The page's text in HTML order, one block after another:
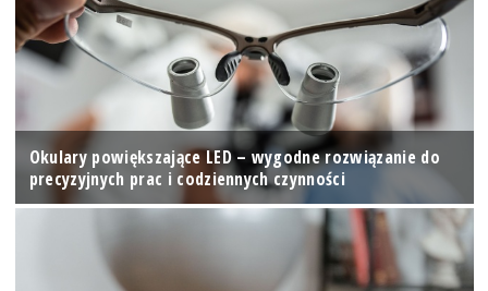
Okulary powiększające LED – wygodne rozwiązanie do
precyzyjnych prac i codziennych czynności